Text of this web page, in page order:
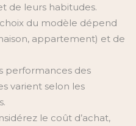
de leurs habitudes.
du modèle dépend
appartement) et de
performances des
varient selon les
le coût d’achat,